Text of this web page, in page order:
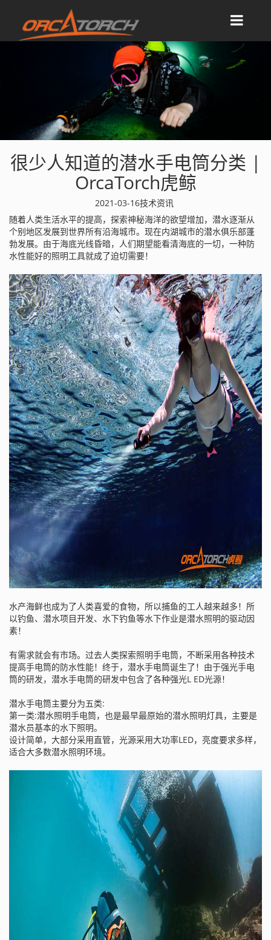
很少人知道的潜水手电筒分类 |
OrcaTorch虎鲸
2021-03-16技术资讯
随着人类生活水平的提高，探索神秘海洋的欲望增加，潜水逐渐从
个别地区发展到世界所有沿海城市。现在内湖城市的潜水俱乐部蓬
勃发展。由于海底光线昏暗，人们期望能看清海底的一切，一种防
水性能好的照明工具就成了迫切需要！
水产海鲜也成为了人类喜爱的食物，所以捕鱼的工人越来越多！所
以钓鱼、潜水项目开发、水下钓鱼等水下作业是潜水照明的驱动因
素！
有需求就会有市场。过去人类探索照明手电筒，不断采用各种技术
提高手电筒的防水性能！终于，潜水手电筒诞生了！由于强光手电
筒的研发，潜水手电筒的研发中包含了各种强光L ED光源！
潜水手电筒主要分为五类:
第一类:潜水照明手电筒，也是最早最原始的潜水照明灯具，主要是
潜水员基本的水下照明。
设计简单，大部分采用直管，光源采用大功率LED，亮度要求多样，
适合大多数潜水照明环境。